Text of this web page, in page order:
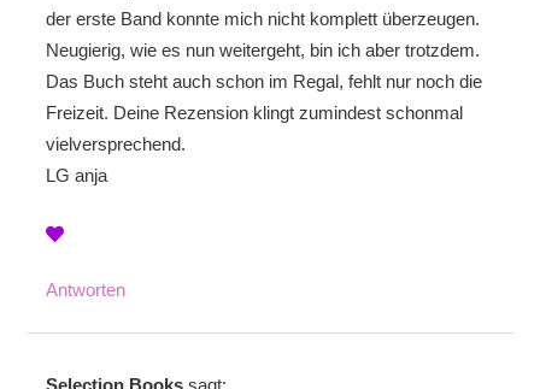
der erste Band konnte mich nicht komplett überzeugen.
Neugierig, wie es nun weitergeht, bin ich aber trotzdem.
Das Buch steht auch schon im Regal, fehlt nur noch die
Freizeit. Deine Rezension klingt zumindest schonmal
vielversprechend.
LG anja
Antworten